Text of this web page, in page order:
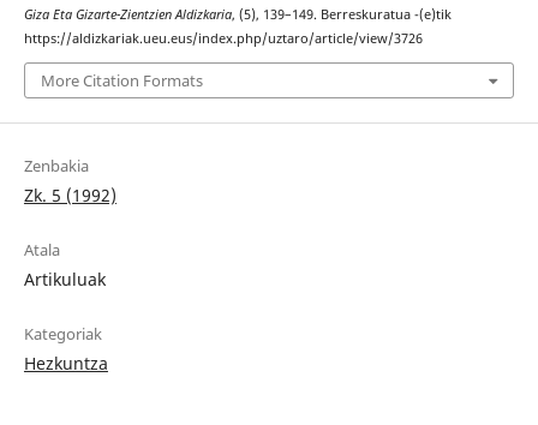
Giza Eta Gizarte-Zientzien Aldizkaria, (5), 139–149. Berreskuratua -(e)tik
https://aldizkariak.ueu.eus/index.php/uztaro/article/view/3726
More Citation Formats
Zenbakia
Zk. 5 (1992)
Atala
Artikuluak
Kategoriak
Hezkuntza